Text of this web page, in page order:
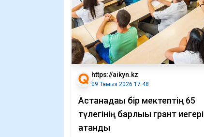
https://aikyn.kz
09 Тамыз 2026 17:48
Астанадағы бір мектептің 65
түлегінің барлығы грант иегері
атанды